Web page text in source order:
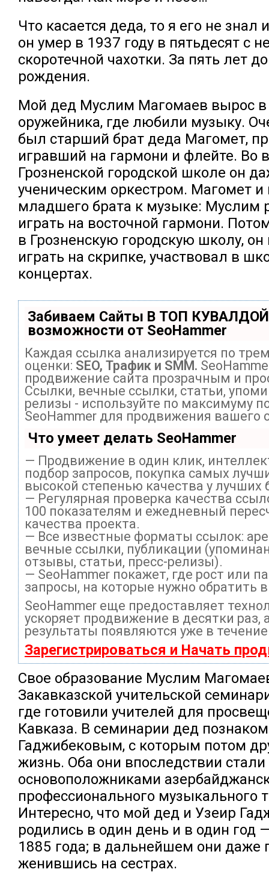
Что касается деда, то я его не знал
он умер в 1937 году в пятьдесят с
скоротечной чахотки. За пять лет
рождения.
Мой дед Муслим Магомаев вырос в
оружейника, где любили музыку.
был старший брат деда Магомет,
игравший на гармони и флейте. Во
Грозненской городской школе он
ученическим оркестром. Магомет
младшего брата к музыке: Муслим
играть на восточной гармони.
в Грозненскую городскую школу, он
играть на скрипке, участвовал в
концертах.
Забиваем Сайты В ТОП
возможности от SeoHammer
Каждая ссылка анализируется по
оценки: SEO, Трафик и SMM.
продвижение сайта прозрачным и
Ссылки, вечные ссылки, статьи,
релизы - используйте по максимуму
SeoHammer для продвижения вашего
Что умеет делать SeoHammer
— Продвижение в один клик,
подбор запросов, покупка самых
высокой степенью качества у лучших
— Регулярная проверка качества
100 показателям и ежедневный
качества проекта.
— Все известные форматы ссылок:
вечные ссылки, публикации
отзывы, статьи, пресс-релизы).
— SeoHammer покажет, где рост или
запросы, на которые нужно обратить
SeoHammer еще предоставляет
ускоряет продвижение в десятки раз,
результаты появляются уже в
Зарегистрироваться и Начать
Свое образование Муслим
Закавказской учительской
где готовили учителей для
Кавказа. В семинарии дед
Гаджибековым, с которым потом
жизнь. Оба они впоследствии стали
основоположниками
профессионального музыкального
Интересно, что мой дед и Узеир
родились в один день и в один год
1885 года; в дальнейшем они даже
женившись на сестрах.